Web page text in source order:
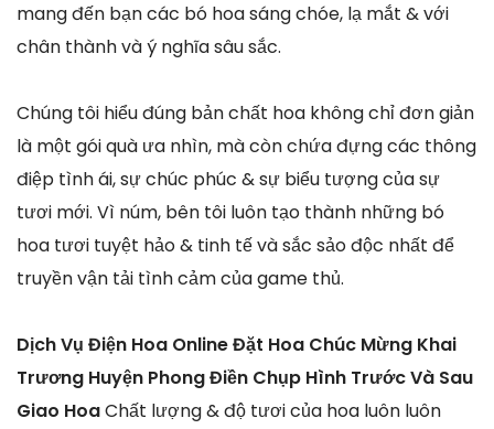
mang đến bạn các bó hoa sáng chóe, lạ mắt & với
chân thành và ý nghĩa sâu sắc.
Chúng tôi hiểu đúng bản chất hoa không chỉ đơn giản
là một gói quà ưa nhìn, mà còn chứa đựng các thông
điệp tình ái, sự chúc phúc & sự biểu tượng của sự
tươi mới. Vì núm, bên tôi luôn tạo thành những bó
hoa tươi tuyệt hảo & tinh tế và sắc sảo độc nhất để
truyền vận tải tình cảm của game thủ.
Dịch Vụ Điện Hoa Online Đặt Hoa Chúc Mừng Khai
Trương Huyện Phong Điền Chụp Hình Trước Và Sau
Giao HoaChất lượng & độ tươi của hoa luôn luôn